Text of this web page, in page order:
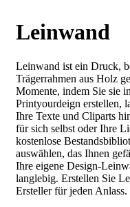
Leinwand
Leinwand ist ein Druck,
Trägerrahmen aus Holz
Momente, indem Sie sie
Printyourdeign erstellen,
Ihre Texte und Cliparts
für sich selbst oder Ihre
kostenlose
auswählen, das Ihnen
Ihre eigene Design-
langlebig. Erstellen Sie
Ersteller für jeden Anlass.